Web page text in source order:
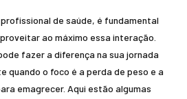
de saúde, é fundamental
ao máximo essa interação.
fazer a diferença na sua jornada
quando o foco é a perda de peso e a
emagrecer. Aqui estão algumas